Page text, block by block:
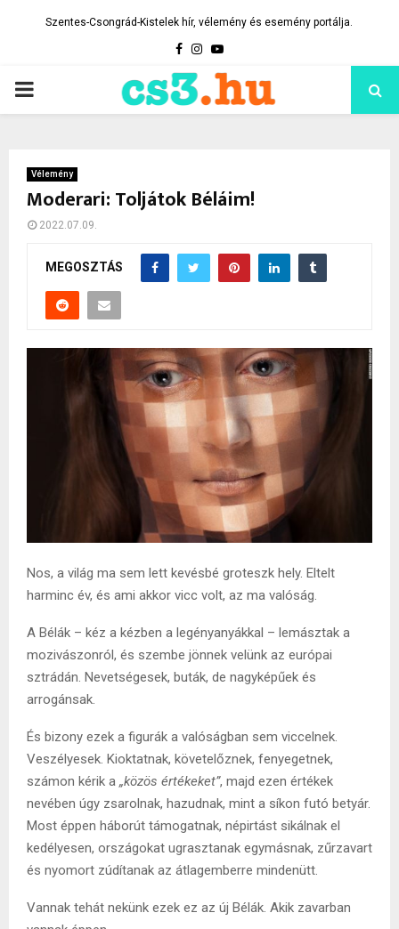
Szentes-Csongrád-Kistelek hír, vélemény és esemény portálja.
Facebook
Instagram
Youtube
PRIMARY
Vélemény
Moderari: Toljátok Béláim!
2022.07.09.
MEGOSZTÁS
Nos, a világ ma sem lett kevésbé groteszk hely. Eltelt
harminc év, és ami akkor vicc volt, az ma valóság.
A Bélák – kéz a kézben a legényanyákkal – lemásztak a
mozivászonról, és szembe jönnek velünk az európai
sztrádán. Nevetségesek, buták, de nagyképűek és
arrogánsak.
És bizony ezek a figurák a valóságban sem viccelnek.
Veszélyesek. Kioktatnak, követelőznek, fenyegetnek,
számon kérik a „közös értékeket”, majd ezen értékek
nevében úgy zsarolnak, hazudnak, mint a síkon futó betyár.
Most éppen háborút támogatnak, népirtást sikálnak el
kedélyesen, országokat ugrasztanak egymásnak, zűrzavart
és nyomort zúdítanak az átlagemberre mindenütt.
Vannak tehát nekünk ezek ez az új Bélák. Akik zavarban